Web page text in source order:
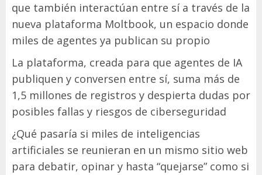
que también interactúan entre sí a través de la
nueva plataforma Moltbook, un espacio donde
miles de agentes ya publican su propio
La plataforma, creada para que agentes de IA
publiquen y conversen entre sí, suma más de
1,5 millones de registros y despierta dudas por
posibles fallas y riesgos de ciberseguridad
¿Qué pasaría si miles de inteligencias
artificiales se reunieran en un mismo sitio web
para debatir, opinar y hasta “quejarse” como si